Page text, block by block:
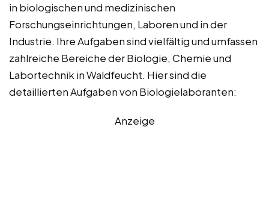
in biologischen und medizinischen
Forschungseinrichtungen, Laboren und in der
Industrie. Ihre Aufgaben sind vielfältig und umfassen
zahlreiche Bereiche der Biologie, Chemie und
Labortechnik in Waldfeucht. Hier sind die
detaillierten Aufgaben von Biologielaboranten:
Anzeige